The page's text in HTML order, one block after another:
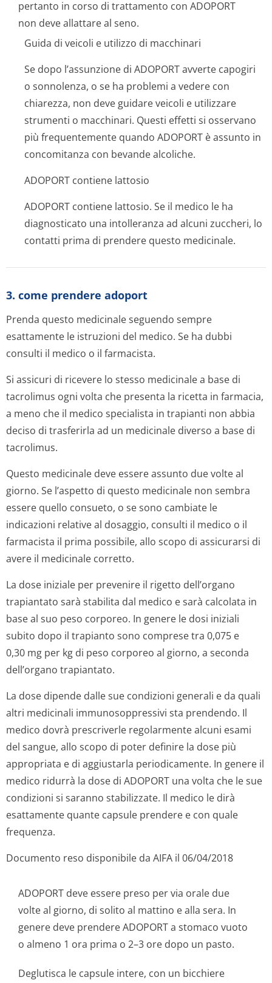
pertanto in corso di trattamento con ADOPORT
non deve allattare al seno.
Guida di veicoli e utilizzo di macchinari
Se dopo l’assunzione di ADOPORT avverte capogiri
o sonnolenza, o se ha problemi a vedere con
chiarezza, non deve guidare veicoli e utilizzare
strumenti o macchinari. Questi effetti si osservano
più frequentemente quando ADOPORT è assunto in
concomitanza con bevande alcoliche.
ADOPORT contiene lattosio
ADOPORT contiene lattosio. Se il medico le ha
diagnosticato una intolleranza ad alcuni zuccheri, lo
contatti prima di prendere questo medicinale.
3. come prendere adoport
Prenda questo medicinale seguendo sempre
esattamente le istruzioni del medico. Se ha dubbi
consulti il medico o il farmacista.
Si assicuri di ricevere lo stesso medicinale a base di
tacrolimus ogni volta che presenta la ricetta in farmacia,
a meno che il medico specialista in trapianti non abbia
deciso di trasferirla ad un medicinale diverso a base di
tacrolimus.
Questo medicinale deve essere assunto due volte al
giorno. Se l’aspetto di questo medicinale non sembra
essere quello consueto, o se sono cambiate le
indicazioni relative al dosaggio, consulti il medico o il
farmacista il prima possibile, allo scopo di assicurarsi di
avere il medicinale corretto.
La dose iniziale per prevenire il rigetto dell’organo
trapiantato sarà stabilita dal medico e sarà calcolata in
base al suo peso corporeo. In genere le dosi iniziali
subito dopo il trapianto sono comprese tra 0,075 e
0,30 mg per kg di peso corporeo al giorno, a seconda
dell’organo trapiantato.
La dose dipende dalle sue condizioni generali e da quali
altri medicinali immunosoppressivi sta prendendo. Il
medico dovrà prescriverle regolarmente alcuni esami
del sangue, allo scopo di poter definire la dose più
appropriata e di aggiustarla periodicamente. In genere il
medico ridurrà la dose di ADOPORT una volta che le sue
condizioni si saranno stabilizzate. Il medico le dirà
esattamente quante capsule prendere e con quale
frequenza.
Documento reso disponibile da AIFA il 06/04/2018
ADOPORT deve essere preso per via orale due
volte al giorno, di solito al mattino e alla sera. In
genere deve prendere ADOPORT a stomaco vuoto
o almeno 1 ora prima o 2–3 ore dopo un pasto.
Deglutisca le capsule intere, con un bicchiere